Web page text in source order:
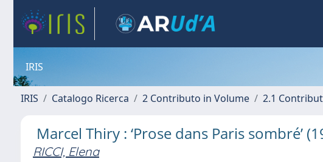
IRIS
IRIS Catalogo Ricerca 2 Contributo in Volume 2.1
Marcel Thiry : ‘Prose dans Paris sombré’
RICCI, Elena